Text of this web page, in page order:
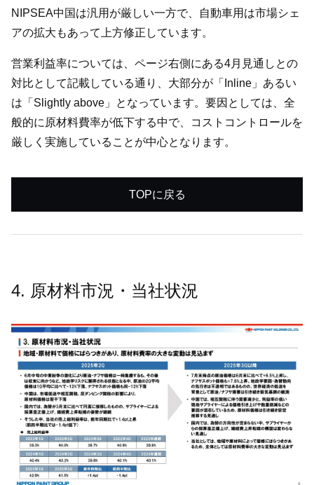
NIPSEA中国は汎用が厳しい一方で、自動車用は市場シェ
アの拡大もあって上方修正しています。
営業利益率については、ページ右側にある4月見通しとの
対比として記載している通り、大部分が「Inline」あるい
は「Slightly above」となっています。要因としては、全
般的に原材料費率が低下する中で、コストコントロールを
厳しく実施していることが中心となります。
TOPに戻る
4. 原材料市況・当社状況